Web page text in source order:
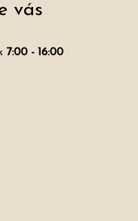
vás
7:00 - 16:00